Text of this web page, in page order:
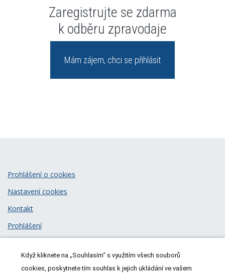
Zaregistrujte se zdarma
k odběru zpravodaje
Mám zájem, chci se přihlásit
© 2026MeDitorial| ISSN 1805-3408
Prohlášení o cookies
Nastavení cookies
Kontakt
Prohlášení
Když kliknete na „Souhlasím“ s využitím všech souborů
cookies, poskytnete tím souhlas k jejich ukládání ve vašem